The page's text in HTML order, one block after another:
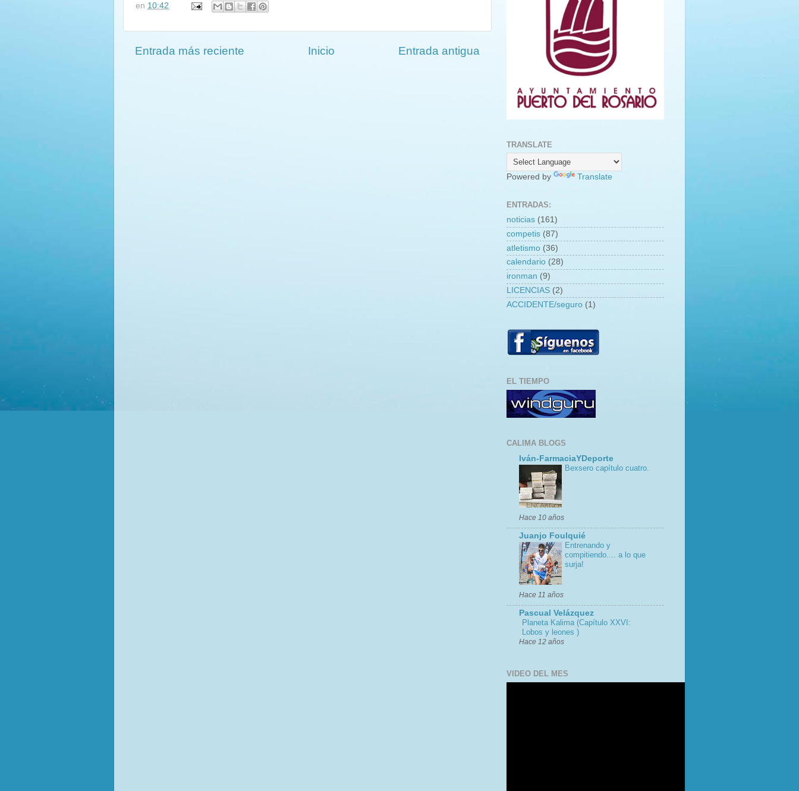
en 10:42
Entrada más reciente Entrada antigua
Inicio
TRANSLATE
Powered by Translate
ENTRADAS:
noticias (161)
competis (87)
atletismo (36)
calendario (28)
ironman (9)
LICENCIAS (2)
ACCIDENTE/seguro (1)
EL TIEMPO
CALIMA BLOGS
Iván-FarmaciaYDeporte
Bexsero capítulo cuatro.
Hace 10 años
Juanjo Foulquié
Entrenando y
compitiendo.... a lo que
surja!
Hace 11 años
Pascual Velázquez
Planeta Kalima (Capítulo XXVI:
Lobos y leones )
Hace 12 años
VIDEO DEL MES